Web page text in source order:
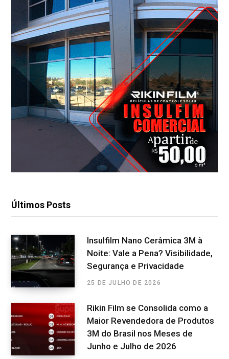
Últimos Posts
Insulfilm Nano Cerâmica 3M à
Noite: Vale a Pena? Visibilidade,
Segurança e Privacidade
25 DE JULHO DE 2026
Rikin Film se Consolida como a
Maior Revendedora de Produtos
3M do Brasil nos Meses de
Junho e Julho de 2026